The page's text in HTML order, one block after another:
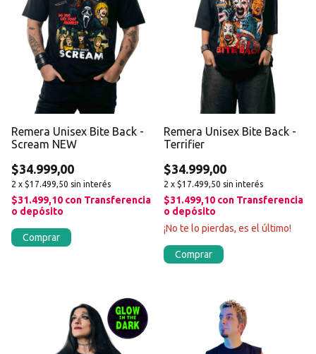
Remera Unisex Bite Back -
Scream NEW
$34.999,00
2 x $17.499,50 sin interés
$31.499,10 con Transferencia
o depósito
Comprar
Remera Unisex Bite Back -
Terrifier
$34.999,00
2 x $17.499,50 sin interés
$31.499,10 con Transferencia
o depósito
¡No te lo pierdas, es el último!
Comprar